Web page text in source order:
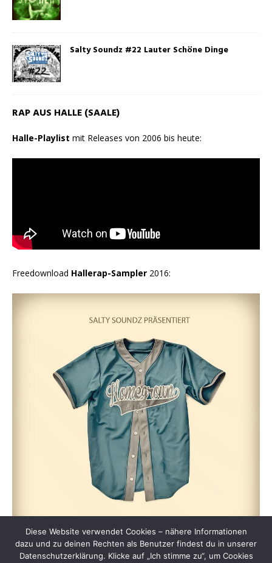
Salty Soundz #22 Lauter Schöne Dinge
RAP AUS HALLE (SAALE)
Halle-Playlist mit Releases von 2006 bis heute:
Freedownload Hallerap-Sampler 2016:
Diese Website verwendet Cookies – nähere Informationen
dazu und zu deinen Rechten als Benutzer findest du in unserer
Datenschutzerklärung. Klicke auf „Ich stimme zu“, um Cookies